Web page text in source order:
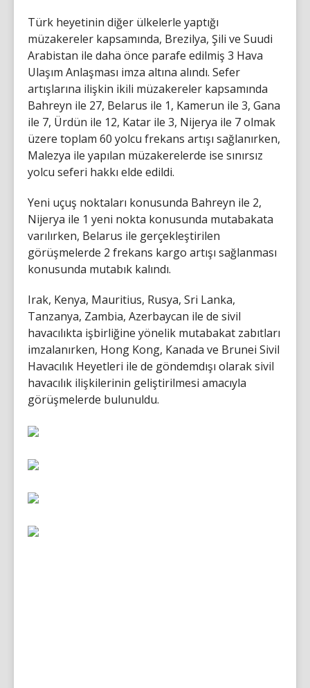
Türk heyetinin diğer ülkelerle yaptığı
müzakereler kapsamında, Brezilya, Şili ve Suudi
Arabistan ile daha önce parafe edilmiş 3 Hava
Ulaşım Anlaşması imza altına alındı. Sefer
artışlarına ilişkin ikili müzakereler kapsamında
Bahreyn ile 27, Belarus ile 1, Kamerun ile 3, Gana
ile 7, Ürdün ile 12, Katar ile 3, Nijerya ile 7 olmak
üzere toplam 60 yolcu frekans artışı sağlanırken,
Malezya ile yapılan müzakerelerde ise sınırsız
yolcu seferi hakkı elde edildi.
Yeni uçuş noktaları konusunda Bahreyn ile 2,
Nijerya ile 1 yeni nokta konusunda mutabakata
varılırken, Belarus ile gerçekleştirilen
görüşmelerde 2 frekans kargo artışı sağlanması
konusunda mutabık kalındı.
Irak, Kenya, Mauritius, Rusya, Sri Lanka,
Tanzanya, Zambia, Azerbaycan ile de sivil
havacılıkta işbirliğine yönelik mutabakat zabıtları
imzalanırken, Hong Kong, Kanada ve Brunei Sivil
Havacılık Heyetleri ile de göndemdışı olarak sivil
havacılık ilişkilerinin geliştirilmesi amacıyla
görüşmelerde bulunuldu.